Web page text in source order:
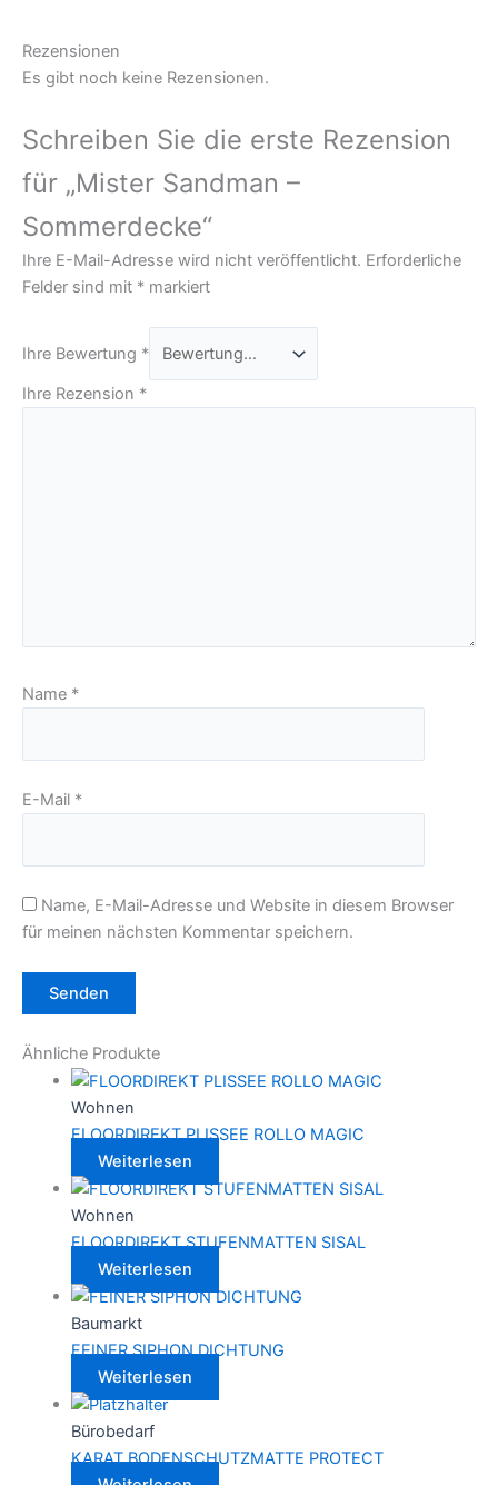
Rezensionen
Es gibt noch keine Rezensionen.
Schreiben Sie die erste Rezension
für „Mister Sandman –
Sommerdecke“
Ihre E-Mail-Adresse wird nicht veröffentlicht. Erforderliche
Felder sind mit * markiert
Ihre Bewertung *
Ihre Rezension *
Name *
E-Mail *
Name, E-Mail-Adresse und Website in diesem Browser
für meinen nächsten Kommentar speichern.
Ähnliche Produkte
Wohnen
FLOORDIREKT PLISSEE ROLLO MAGIC
Weiterlesen
Wohnen
FLOORDIREKT STUFENMATTEN SISAL
Weiterlesen
Baumarkt
FEINER SIPHON DICHTUNG
Weiterlesen
Bürobedarf
KARAT BODENSCHUTZMATTE PROTECT